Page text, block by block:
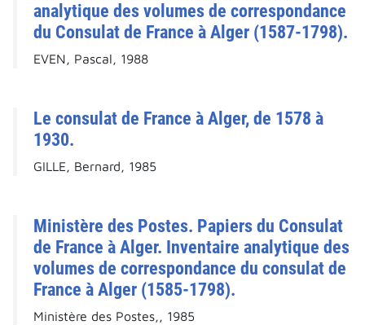
analytique des volumes de correspondance
du Consulat de France à Alger (1587-1798).
EVEN, Pascal, 1988
Le consulat de France à Alger, de 1578 à
1930.
GILLE, Bernard, 1985
Ministère des Postes. Papiers du Consulat
de France à Alger. Inventaire analytique des
volumes de correspondance du consulat de
France à Alger (1585-1798).
Ministère des Postes,, 1985